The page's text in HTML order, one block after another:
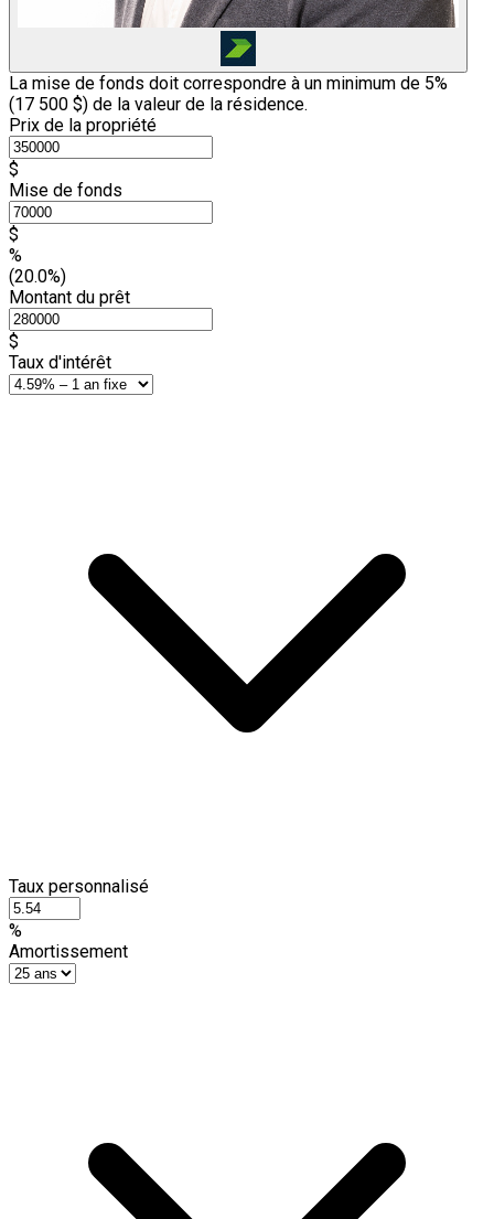
La mise de fonds doit correspondre à un minimum de 5%
(17 500 $) de la valeur de la résidence.
Prix de la propriété
$
Mise de fonds
$
%
(20.0%)
Montant du prêt
$
Taux d'intérêt
Taux personnalisé
%
Amortissement